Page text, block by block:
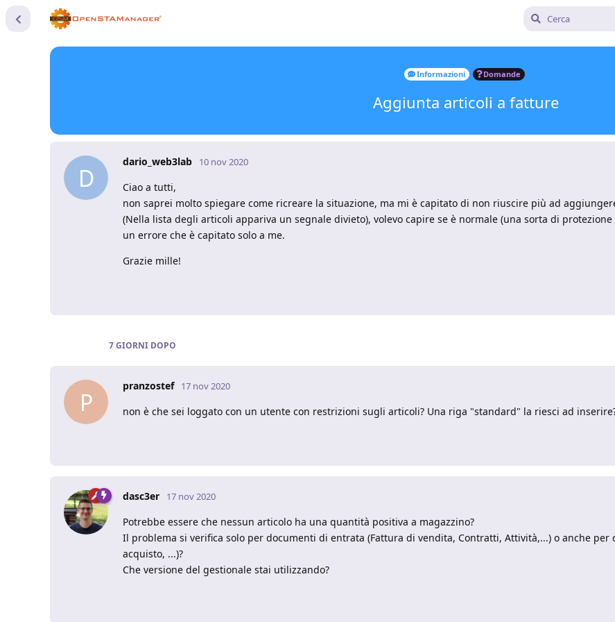
Informazioni Domande
Aggiunta articoli a fatture
D
dario_web3lab 10 nov 2020
Ciao a tutti,
non saprei molto spiegare come ricreare la situazione, ma mi è capitato di non riuscire più ad
(Nella lista degli articoli appariva un segnale divieto), volevo capire se è normale (una sorta di
un errore che è capitato solo a me.
Grazie mille!
7 GIORNI DOPO
P
pranzostef 17 nov 2020
non è che sei loggato con un utente con restrizioni sugli articoli? Una riga "standard" la riesci ad
dasc3er 17 nov 2020
Potrebbe essere che nessun articolo ha una quantità positiva a magazzino?
Il problema si verifica solo per documenti di entrata (Fattura di vendita, Contratti, Attività,...) o anche
acquisto, ...)?
Che versione del gestionale stai utilizzando?